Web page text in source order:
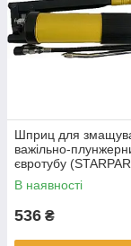
Шприц для
важільно-
євротубу
В наявності
536 ₴